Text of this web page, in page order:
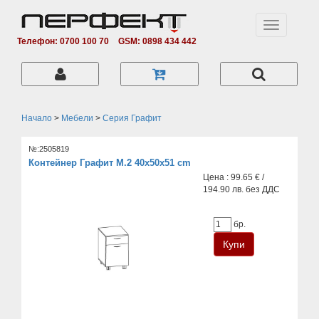
Телефон: 0700 100 70 GSM: 0898 434 442
Toggle
Начало > Мебели > Серия Графит
№:2505819
Контейнер Графит M.2 40x50x51 cm
Цена : 99.65 € /
194.90 лв. без ДДС
бр.